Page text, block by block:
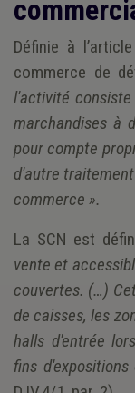
Définie à
commerce de
l'activité
marchandises à
pour compte
d'autre
commerce ».
La SCN est
vente et
couvertes. (…)
de caisses, les
halls d'entrée
fins